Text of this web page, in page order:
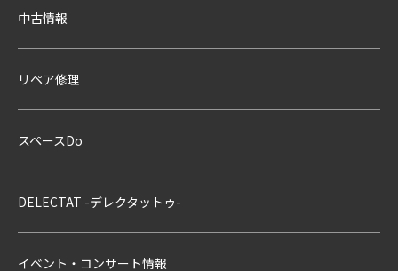
中古情報
リペア修理
スペースDo
DELECTAT -デレクタットゥ-
イベント・コンサート情報